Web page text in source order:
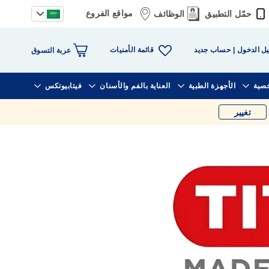
حمّل التطبيق الوظائف مواقع الفروع
الدخول حساب جديد قائمة الأمنيات عربة التسوق
الأجهزة الطبية العناية بالفم والأسنان فيتابيوتكس
تغيير